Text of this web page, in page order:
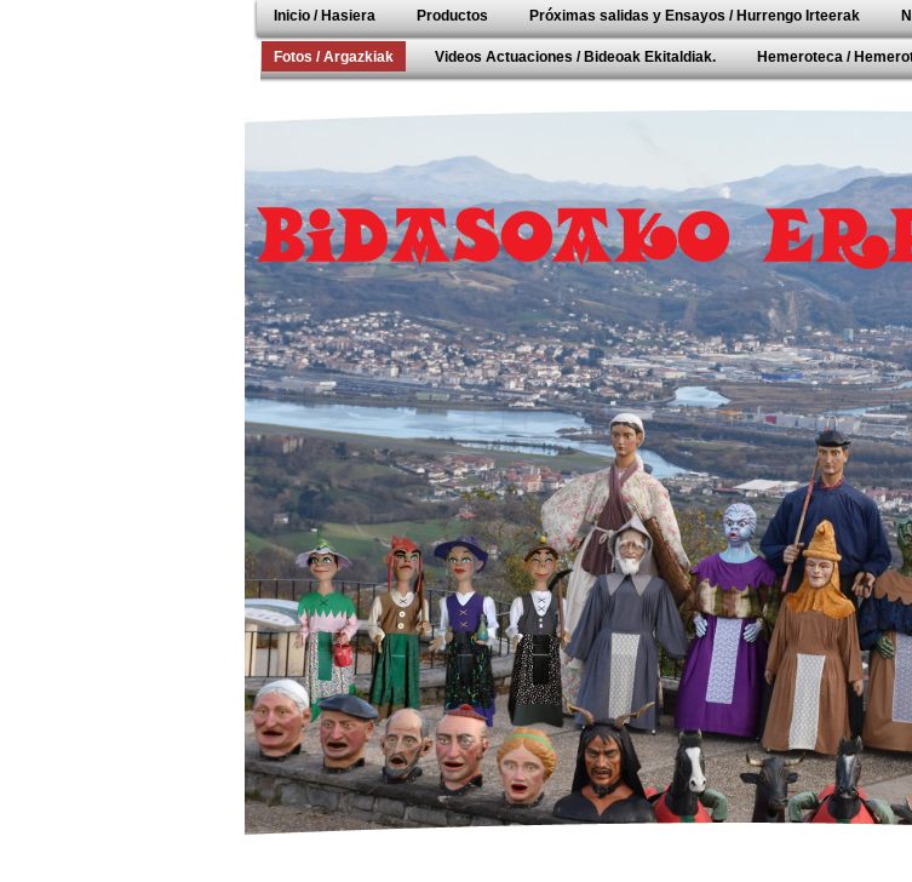
Inicio / Hasiera Productos Próximas salidas y Ensayos / Hurrengo Irteerak
Fotos / Argazkiak Videos Actuaciones / Bideoak Ekitaldiak. Hemeroteca /